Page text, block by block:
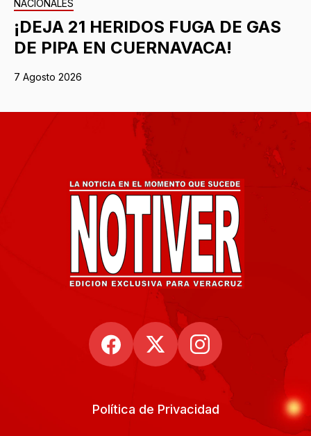
NACIONALES
¡DEJA 21 HERIDOS FUGA DE GAS
DE PIPA EN CUERNAVACA!
7 Agosto 2026
Política de Privacidad